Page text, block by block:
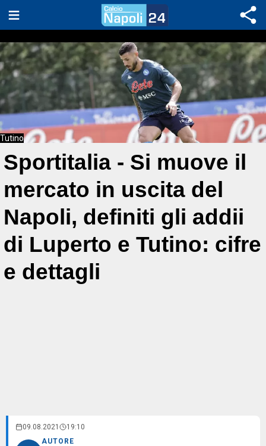
Tutino
Sportitalia - Si muove il
mercato in uscita del
Napoli, definiti gli addii
di Luperto e Tutino: cifre
e dettagli
09.08.2021 19:10
AUTORE